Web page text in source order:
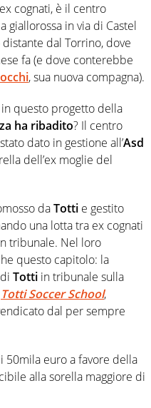
cognati, è il centro
giallorossa in via di Castel
dal Torrino, dove
fa (e dove conterebbe
, sua nuova compagna).
in questo progetto della
ha ribadito? Il centro
dato in gestione all’Asd
dell’ex moglie del
daTotti e gestito
una lotta tra ex cognati
tribunale. Nel loro
questo capitolo: la
Totti in tribunale sulla
Totti Soccer School,
dal per sempre
50mila euro a favore della
alla sorella maggiore di